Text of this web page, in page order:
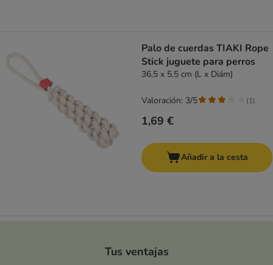
Palo de cuerdas TIAKI Rope
Stick juguete para perros
36,5 x 5,5 cm (L x Diám)
1,69 €
Valoración: 3/5 (1)
Añadir a la cesta
Tus ventajas